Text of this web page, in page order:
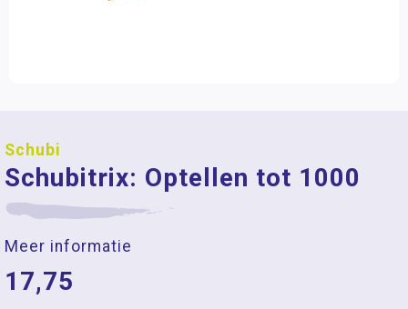
Schubi
Schubitrix: Optellen tot 1000
Meer informatie
17,75